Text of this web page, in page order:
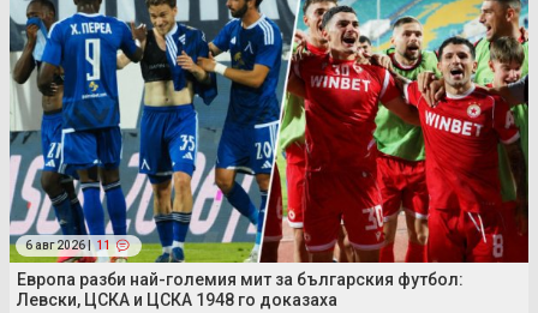
6 авг 2026 | 11
Европа разби най-големия мит за българския футбол:
Левски, ЦСКА и ЦСКА 1948 го доказаха